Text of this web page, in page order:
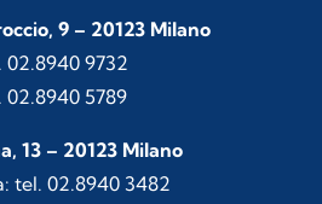
9 – 20123 Milano
02.8940 9732
02.8940 5789
13 – 20123 Milano
tel. 02.8940 3482